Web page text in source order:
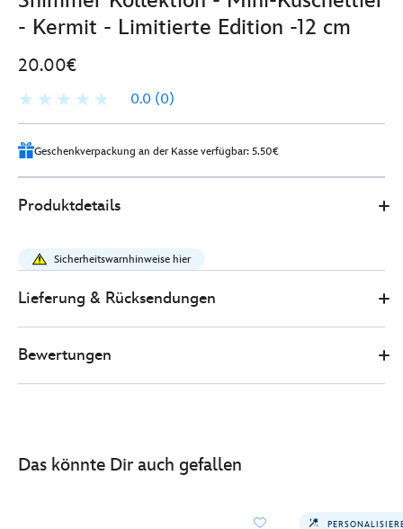
- Kermit - Limitierte Edition -12 cm
20.00€
0.0 (0)
Geschenkverpackung an der Kasse verfügbar: 5.50€
Store
20.00
muppets-
shimmer-
kollektion-
kuscheltier-
Produktdetails
Sicherheitswarnhinweise hier
Lieferung & Rücksendungen
Bewertungen
Das könnte Dir auch gefallen